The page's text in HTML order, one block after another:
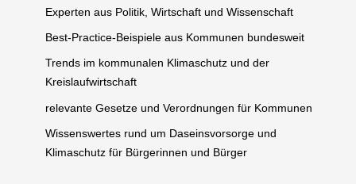
Experten aus Politik, Wirtschaft und Wissenschaft
Best-Practice-Beispiele aus Kommunen bundesweit
Trends im kommunalen Klimaschutz und der
Kreislaufwirtschaft
relevante Gesetze und Verordnungen für Kommunen
Wissenswertes rund um Daseinsvorsorge und
Klimaschutz für Bürgerinnen und Bürger